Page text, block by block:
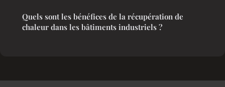
Quels sont les bénéfices de la récupération de
chaleur dans les bâtiments industriels ?